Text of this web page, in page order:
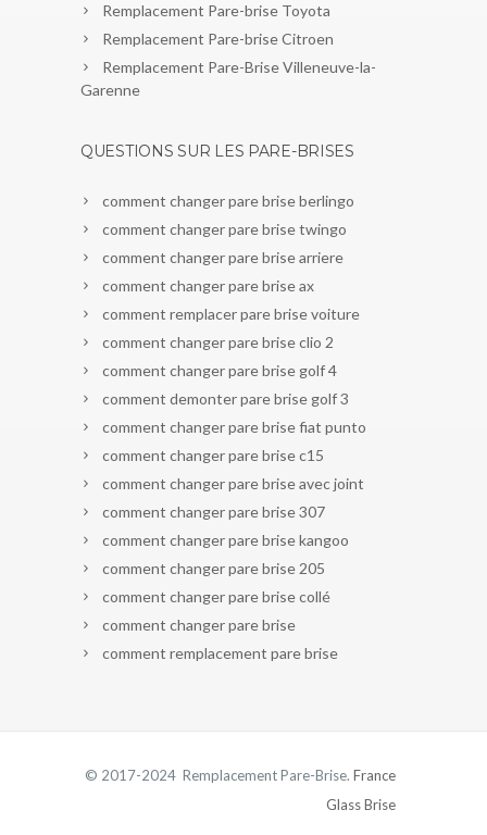
Remplacement Pare-brise Toyota
Remplacement Pare-brise Citroen
Remplacement Pare-Brise Villeneuve-la-
Garenne
QUESTIONS SUR LES PARE-BRISES
comment changer pare brise berlingo
comment changer pare brise twingo
comment changer pare brise arriere
comment changer pare brise ax
comment remplacer pare brise voiture
comment changer pare brise clio 2
comment changer pare brise golf 4
comment demonter pare brise golf 3
comment changer pare brise fiat punto
comment changer pare brise c15
comment changer pare brise avec joint
comment changer pare brise 307
comment changer pare brise kangoo
comment changer pare brise 205
comment changer pare brise collé
comment changer pare brise
comment remplacement pare brise
© 2017-2024 Remplacement Pare-Brise. France
Glass Brise